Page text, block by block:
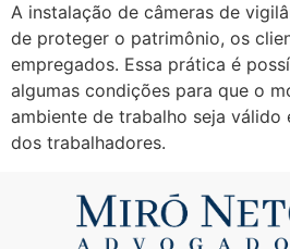
A instalação de câmeras de
de proteger o patrimônio, os
empregados. Essa prática é
algumas condições para que o
ambiente de trabalho seja válido
dos trabalhadores.